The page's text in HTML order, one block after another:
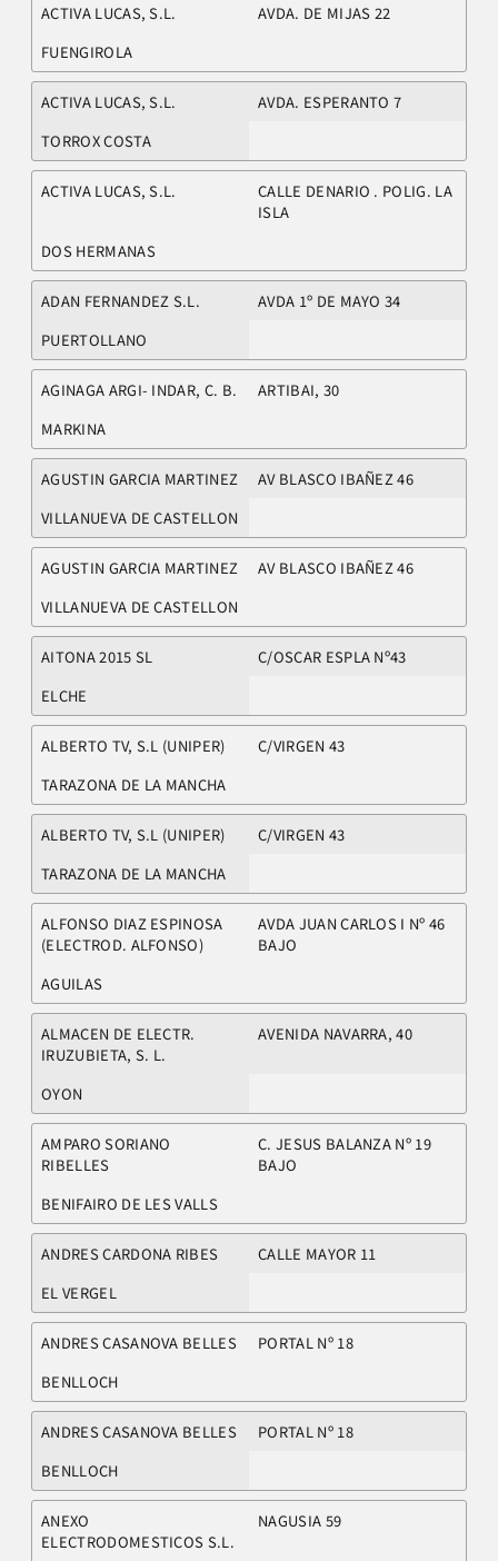
ACTIVA LUCAS, S.L.
AVDA. DE MIJAS 22
FUENGIROLA
ACTIVA LUCAS, S.L.
AVDA. ESPERANTO 7
TORROX COSTA
ACTIVA LUCAS, S.L.
CALLE DENARIO . POLIG. LA
ISLA
DOS HERMANAS
ADAN FERNANDEZ S.L.
AVDA 1º DE MAYO 34
PUERTOLLANO
AGINAGA ARGI- INDAR, C. B.
ARTIBAI, 30
MARKINA
AGUSTIN GARCIA MARTINEZ
AV BLASCO IBAÑEZ 46
VILLANUEVA DE CASTELLON
AGUSTIN GARCIA MARTINEZ
AV BLASCO IBAÑEZ 46
VILLANUEVA DE CASTELLON
AITONA 2015 SL
C/OSCAR ESPLA Nº43
ELCHE
ALBERTO TV, S.L (UNIPER)
C/VIRGEN 43
TARAZONA DE LA MANCHA
ALBERTO TV, S.L (UNIPER)
C/VIRGEN 43
TARAZONA DE LA MANCHA
ALFONSO DIAZ ESPINOSA
(ELECTROD. ALFONSO)
AVDA JUAN CARLOS I Nº 46
BAJO
AGUILAS
ALMACEN DE ELECTR.
IRUZUBIETA, S. L.
AVENIDA NAVARRA, 40
OYON
AMPARO SORIANO
RIBELLES
C. JESUS BALANZA Nº 19
BAJO
BENIFAIRO DE LES VALLS
ANDRES CARDONA RIBES
CALLE MAYOR 11
EL VERGEL
ANDRES CASANOVA BELLES
PORTAL Nº 18
BENLLOCH
ANDRES CASANOVA BELLES
PORTAL Nº 18
BENLLOCH
ANEXO
ELECTRODOMESTICOS S.L.
NAGUSIA 59